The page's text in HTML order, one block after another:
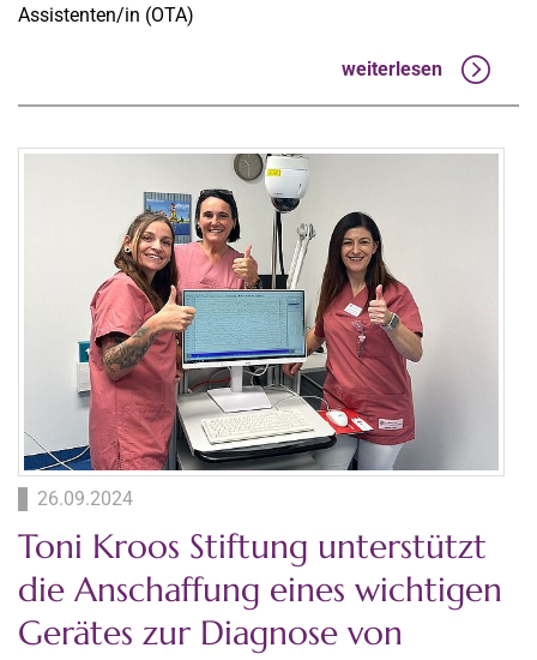
Assistenten/in (OTA)
weiterlesen
26.09.2024
Toni Kroos Stiftung unterstützt
die Anschaffung eines wichtigen
Gerätes zur Diagnose von